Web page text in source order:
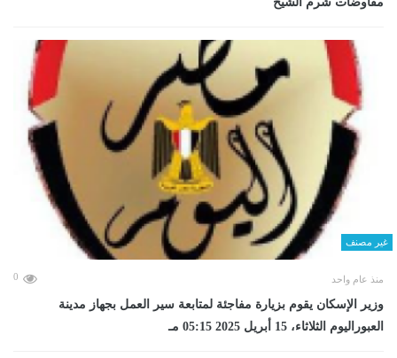
غير مصنف
منذ عام واحد 0
وزير الإسكان يقوم بزيارة مفاجئة لمتابعة سير العمل بجهاز مدينة
العبوراليوم الثلاثاء، 15 أبريل 2025 05:15 مـ